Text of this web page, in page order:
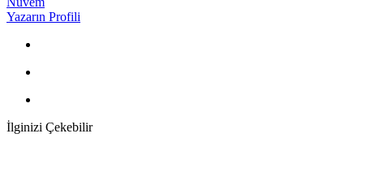
Yazarın Profili
İlginizi Çekebilir